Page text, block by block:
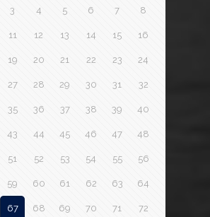
3 4 5 6 7 8
11 12 13 14 15 16
19 20 21 22 23 24
27 28 29 30 31 32
35 36 37 38 39 40
43 44 45 46 47 48
51 52 53 54 55 56
59 60 61 62 63 64
67 68 69 70 71 72